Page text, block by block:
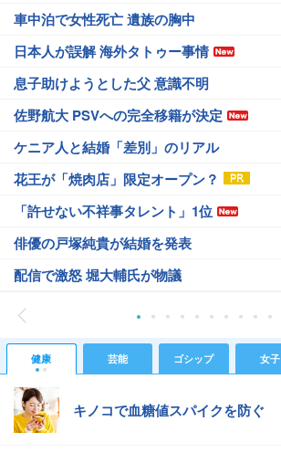
車中泊で女性死亡 遺族の胸中
日本人が誤解 海外タトゥー事情
息子助けようとした父 意識不明
佐野航大 PSVへの完全移籍が決定
ケニア人と結婚「差別」のリアル
花王が「焼肉店」限定オープン？
「許せない不祥事タレント」1位
俳優の戸塚純貴が結婚を発表
配信で激怒 堀大輔氏が物議
健康 芸能 ゴシップ 女子
キノコで血糖値スパイクを防ぐ